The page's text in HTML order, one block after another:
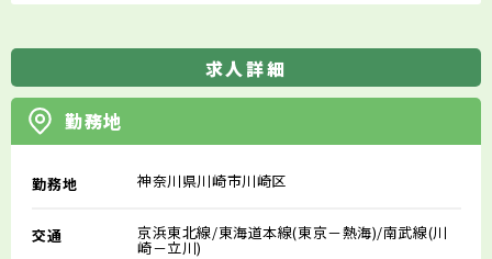
求人詳細
勤務地
勤務地 神奈川県川崎市川崎区
交通 京浜東北線/東海道本線(東京－熱海)/南武線(川
崎－立川)